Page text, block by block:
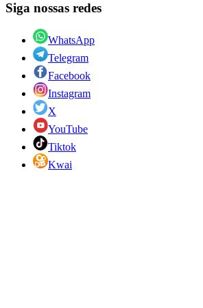
Siga nossas redes
WhatsApp
Telegram
Facebook
Instagram
X
YouTube
Tiktok
Kwai